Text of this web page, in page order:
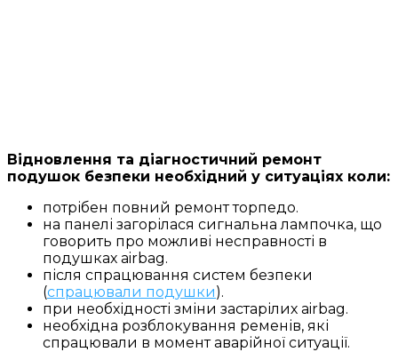
Відновлення та діагностичний ремонт
подушок безпеки необхідний у ситуаціях коли:
потрібен повний ремонт торпедо.
на панелі загорілася сигнальна лампочка, що
говорить про можливі несправності в
подушках airbag.
після спрацювання систем безпеки
(спрацювали подушки).
при необхідності зміни застарілих airbag.
необхідна розблокування ременів, які
спрацювали в момент аварійної ситуації.